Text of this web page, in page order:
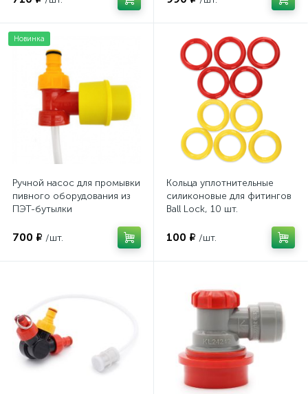
Новинка
Ручной насос для промывки
пивного оборудования из
ПЭТ-бутылки
700 ₽ /шт.
Кольца уплотнительные
силиконовые для фитингов
Ball Lock, 10 шт.
100 ₽ /шт.